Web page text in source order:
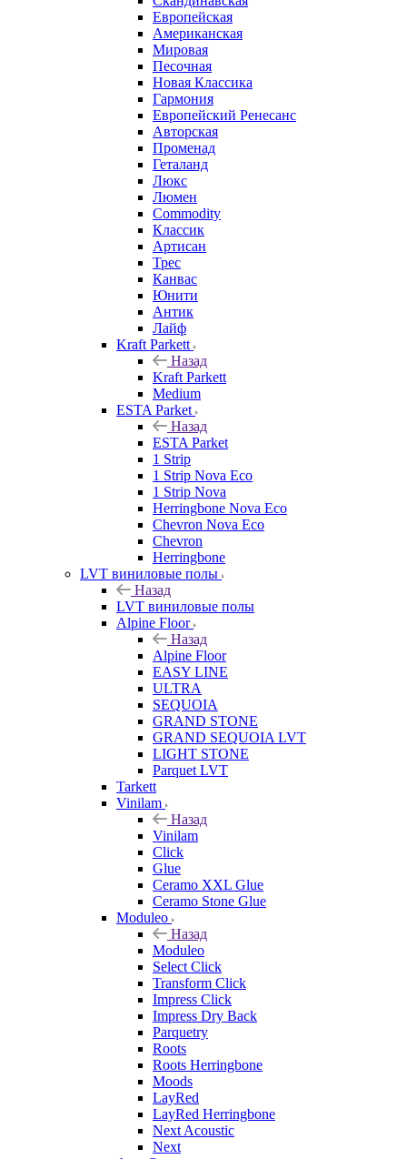
Европейская
Американская
Мировая
Песочная
Новая Классика
Гармония
Европейский Ренесанс
Авторская
Променад
Геталанд
Люкс
Люмен
Commodity
Классик
Артисан
Трес
Канвас
Юнити
Антик
Лайф
Kraft Parkett
Назад
Kraft Parkett
Medium
ESTA Parket
Назад
ESTA Parket
1 Strip
1 Strip Nova Eco
1 Strip Nova
Herringbone Nova Eco
Chevron Nova Eco
Chevron
Herringbone
LVT виниловые полы
Назад
LVT виниловые полы
Alpine Floor
Назад
Alpine Floor
EASY LINE
ULTRA
SEQUOIA
GRAND STONE
GRAND SEQUOIA LVT
LIGHT STONE
Parquet LVT
Tarkett
Vinilam
Назад
Vinilam
Click
Glue
Ceramo XXL Glue
Ceramo Stone Glue
Moduleo
Назад
Moduleo
Select Click
Transform Click
Impress Click
Impress Dry Back
Parquetry
Roots
Roots Herringbone
Moods
LayRed
LayRed Herringbone
Next Acoustic
Next